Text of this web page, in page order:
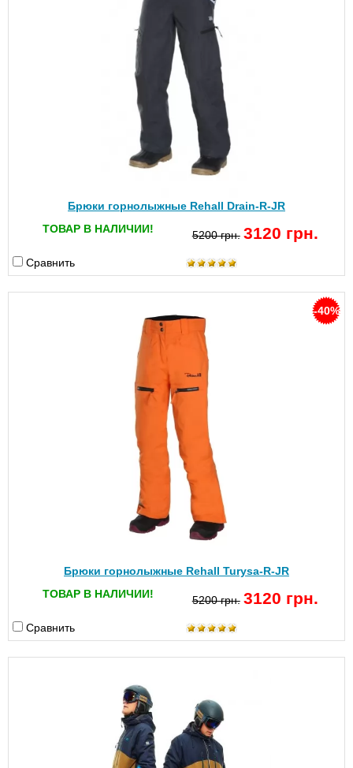
Брюки горнолыжные Rehall Drain-R-JR
ТОВАР В НАЛИЧИИ!
5200 грн. 3120 грн.
Сравнить
-40%
Брюки горнолыжные Rehall Turysa-R-JR
ТОВАР В НАЛИЧИИ!
5200 грн. 3120 грн.
Сравнить